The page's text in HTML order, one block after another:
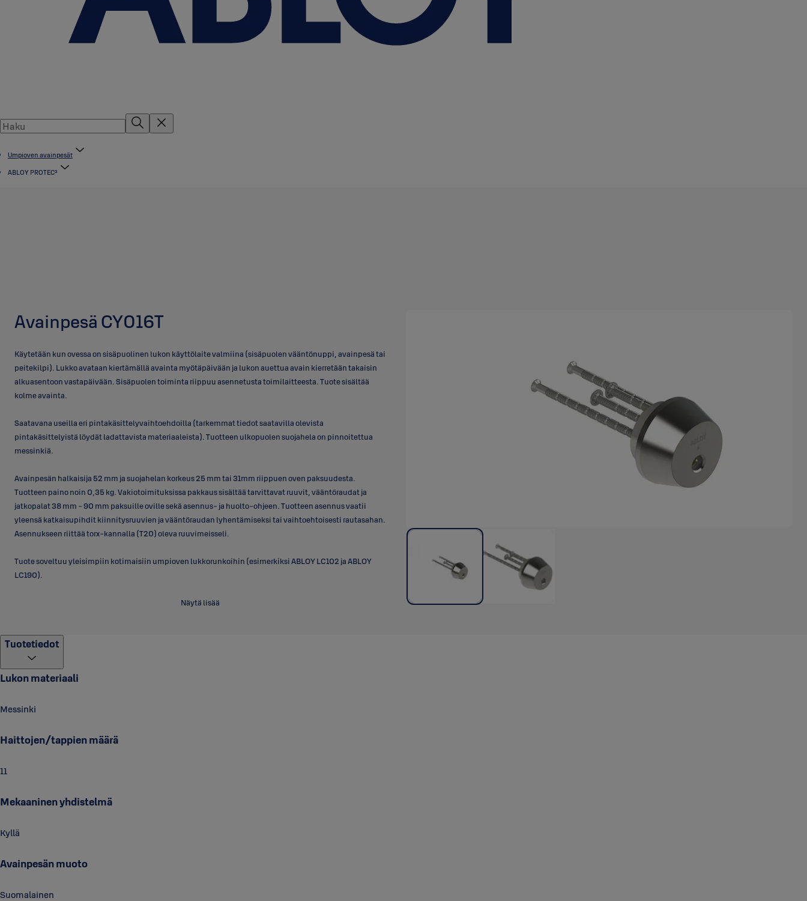
Umpioven avainpesät
ABLOY PROTEC²
Avainpesä CY016T
Käytetään kun ovessa on sisäpuolinen lukon käyttölaite valmiina (sisäpuolen vääntönuppi, avainpesä tai
peitekilpi). Lukko avataan kiertämällä avainta myötäpäivään ja lukon auettua avain kierretään takaisin
alkuasentoon vastapäivään. Sisäpuolen toiminta riippuu asennetusta toimilaitteesta. Tuote sisältää
kolme avainta.
Saatavana useilla eri pintakäsittelyvaihtoehdoilla (tarkemmat tiedot saatavilla olevista
pintakäsittelyistä löydät ladattavista materiaaleista). Tuotteen ulkopuolen suojahela on pinnoitettua
messinkiä.
Avainpesän halkaisija 52 mm ja suojahelan korkeus 25 mm tai 31mm riippuen oven paksuudesta.
Tuotteen paino noin 0,35 kg. Vakiotoimituksissa pakkaus sisältää tarvittavat ruuvit, vääntöraudat ja
jatkopalat 38 mm - 90 mm paksuille oville sekä asennus- ja huolto-ohjeen. Tuotteen asennus vaatii
yleensä katkaisupihdit kiinnitysruuvien ja vääntöraudan lyhentämiseksi tai vaihtoehtoisesti rautasahan.
Asennukseen riittää torx-kannalla (T20) oleva ruuvimeisseli.
Tuote soveltuu yleisimpiin kotimaisiin umpioven lukkorunkoihin (esimerkiksi ABLOY LC102 ja ABLOY
LC190).
Moitteettoman toiminnan varmistamiseksi ja pitkän käyttöiän saavuttamiseksi mekaaniset ABLOY
Varmistaaksesi oikean voitelun, laita avain sylinteriin ja käännä sitä myötä- ja vastapäivään muutaman
kerran voitelun jälkeen. Suositeltavia voiteluaineita ovat ABLOY
(esim. ompelukone- ja aseöljy). Grafiittia tai kasviöljyä sisältäviä voiteluaineita ei tule käyttää.
Näytä lisää
Tuotetiedot
Lukon materiaali
Messinki
Haittojen/tappien määrä
11
Mekaaninen yhdistelmä
Kyllä
Avainpesän muoto
Suomalainen